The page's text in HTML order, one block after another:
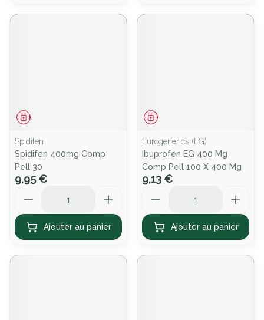
Médicament
Spidifen
Spidifen 400mg Comp
Pell 30
9,95 €
Ajouter au panier
Médicament
Eurogenerics (EG)
Ibuprofen EG 400 Mg
Comp Pell 100 X 400 Mg
9,13 €
Ajouter au panier